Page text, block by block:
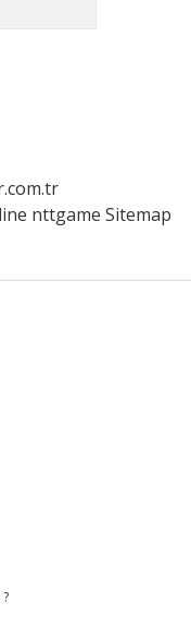
nttgame Sitemap